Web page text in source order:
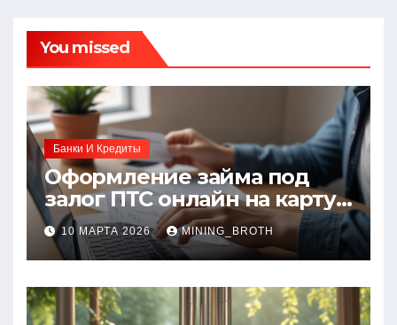
You missed
Банки И Кредиты
Оформление займа под
залог ПТС онлайн на карту
без визита в офис: порядок,
требования и документы
10 МАРТА 2026 MINING_BROTH